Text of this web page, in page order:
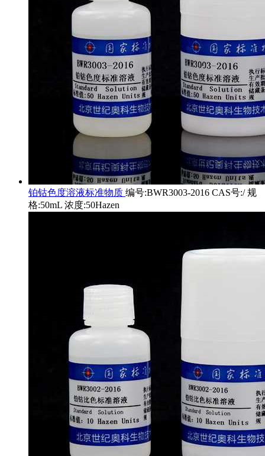
铂钴色度溶液标准物质 编号:BWR3003-2016 CAS号:/ 规
格:50mL 浓度:50Hazen